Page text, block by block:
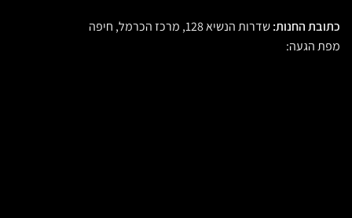
כתובת החנות:שדרות הנשיא 128, מרכז הכרמל, חיפה
מפת הגעה: